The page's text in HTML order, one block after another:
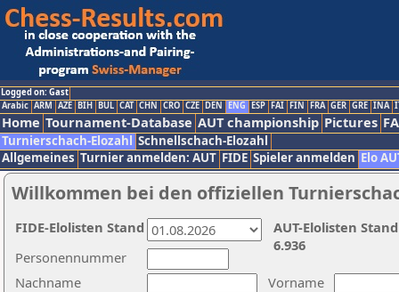
Logged on: Gast
Arabic ARM AZE BIH BUL CAT CHN CRO CZE DEN ENG ESP FAI FIN FRA GER GRE INA
Home Tournament-Database AUT championship Pictures
Turnierschach-Elozahl Schnellschach-Elozahl
Allgemeines Turnier anmelden: AUT FIDE Spieler anmelden Elo
Willkommen bei den offiziellen
Nachname
Vorname
Personennummer
AUT-Elolisten
6.936
FIDE-Elolisten Stand